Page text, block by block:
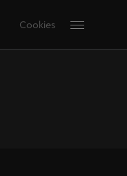
Cookies